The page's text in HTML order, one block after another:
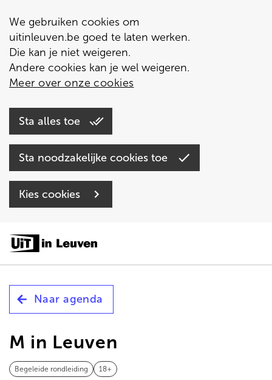
We gebruiken cookies om
uitinleuven.be goed te laten werken.
Die kan je niet weigeren.
Andere cookies kan je wel weigeren.
Meer over onze cookies
Sta alles toe
Sta noodzakelijke cookies toe
Kies cookies
en
gaanNaar agenda
M in Leuven
Begeleide rondleiding 18+